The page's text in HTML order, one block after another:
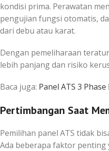
kondisi prima. Perawatan
pengujian fungsi otomatis,
dari debu atau karat.
Dengan pemeliharaan
lebih panjang dan risiko
Baca juga: Panel ATS 3
Pertimbangan Saat
Pemilihan panel ATS tidak
Ada beberapa faktor